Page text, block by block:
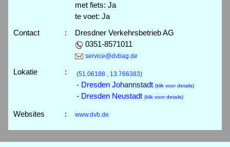
met fiets: Ja
te voet: Ja
Contact
:
Dresdner Verkehrsbetrieb AG
0351-8571011
service@dvbag.de
Lokatie : (51.06188 , 13.766383)
- Dresden Johannstadt (klik voor details)
- Dresden Neustadt (klik voor details)
Websites : www.dvb.de